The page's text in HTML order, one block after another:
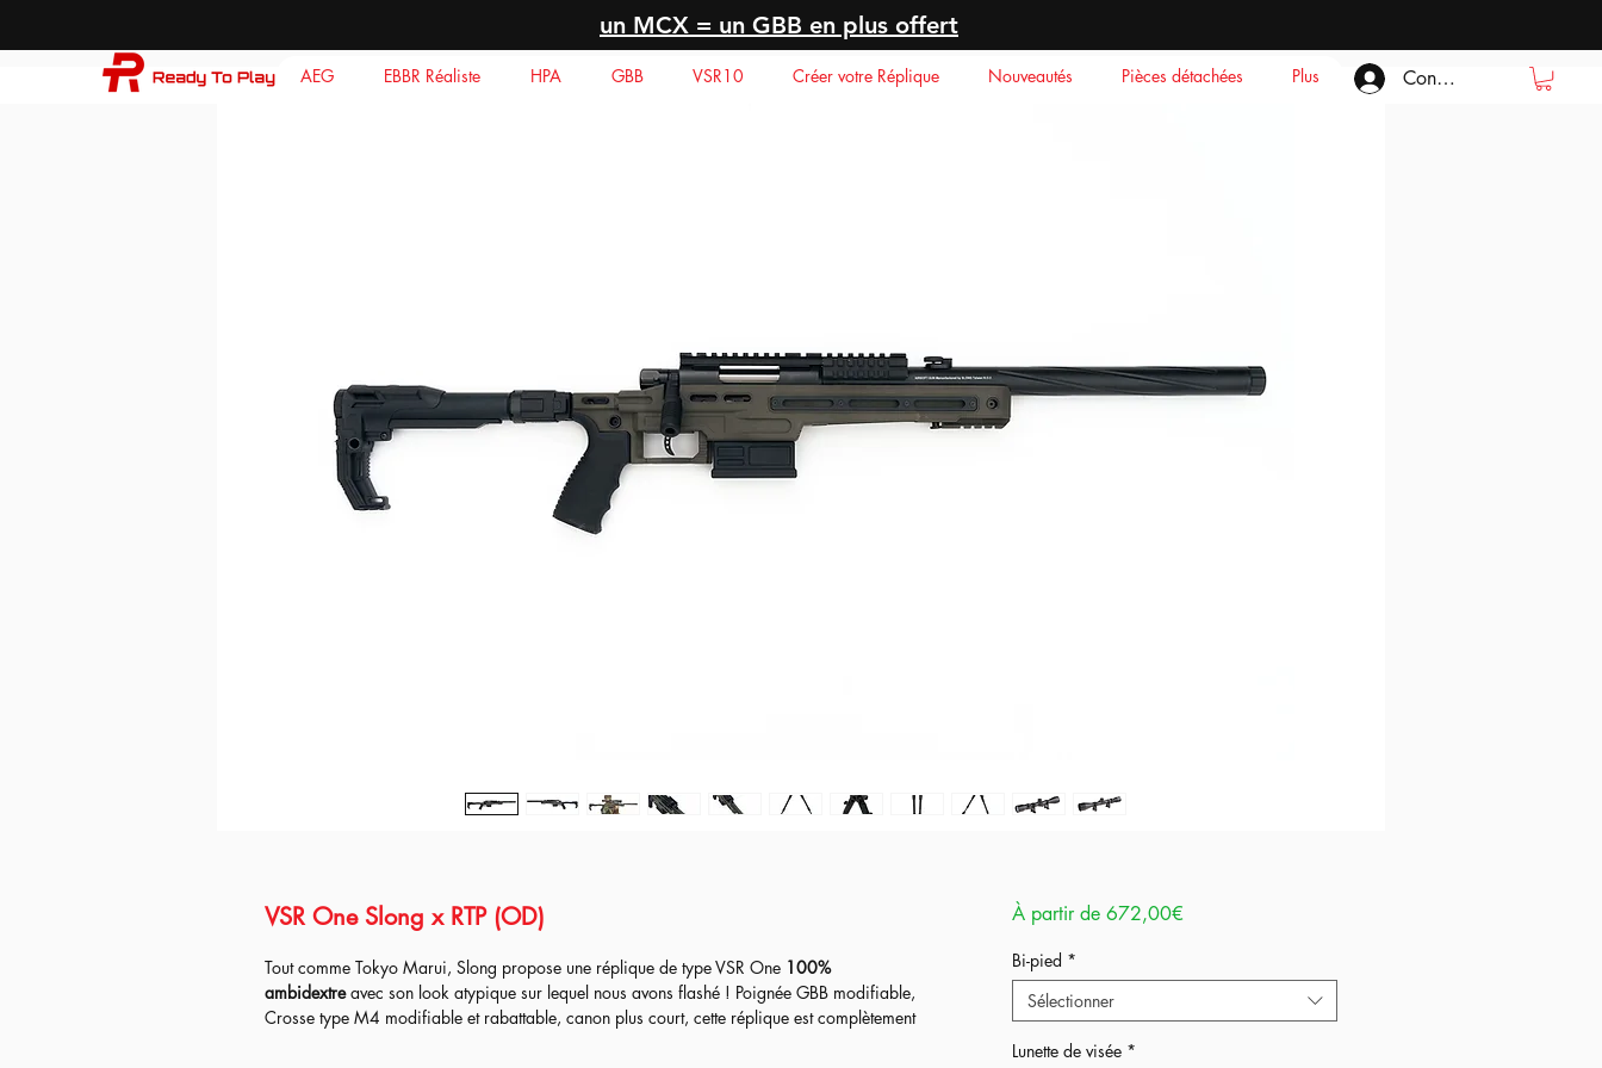
un MCX = un GBB en plus offert
AEG EBBR Réaliste HPA GBB VSR10 Créer votre Réplique Nouveautés Pièces détachées Plus Connexion
VSR One Slong x RTP (OD)
Tout comme Tokyo Marui, Slong propose une réplique de type VSR One 100%
ambidextreavec son look atypique sur lequel nous avons flashé ! Poignée GBB modifiable,
Crosse type M4 modifiable et rabattable, canon plus court, cette réplique est complètement
À partir de 672,00€Prix
Bi-pied *
Sélectionner
Lunette de visée *